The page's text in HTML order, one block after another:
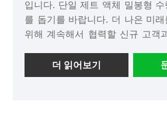
입니다. 단일 제트 액체 밀봉형
를 돕기를 바랍니다. 더 나은 미
위해 계속해서 협력할 신규 고객
더 읽어보기